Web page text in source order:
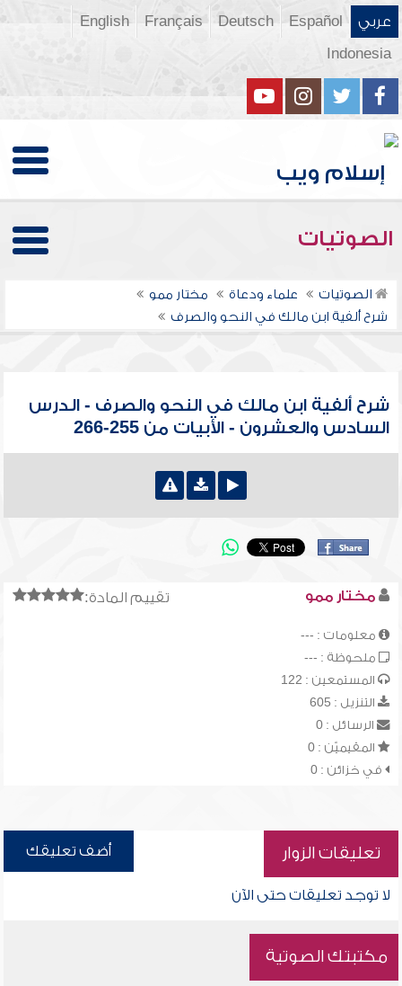
عربي Español
Deutsch
Français
English
Indonesia
الصوتيات
الصوتيات علماء ودعاة
مختار ممو
شرح ألفية ابن مالك في النحو والصرف
شرح ألفية ابن مالك في النحو والصرف - الدرس
السادس والعشرون - الأبيات من 255-266
تقييم المادة: مختار ممو
معلومات : ---
ملحوظة : ---
المستمعين : 122
التنزيل : 605
الرسائل : 0
المقيميّن : 0
في خزائن : 0
تعليقات الزوار أضف تعليقك
لا توجد تعليقات حتى الآن
مكتبتك الصوتية